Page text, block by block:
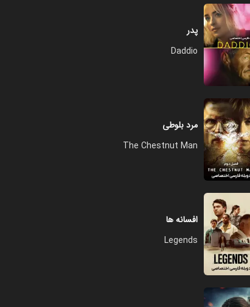
پدر
Daddio
مرد بلوطی
The Chestnut Man
افسانه ها
Legends